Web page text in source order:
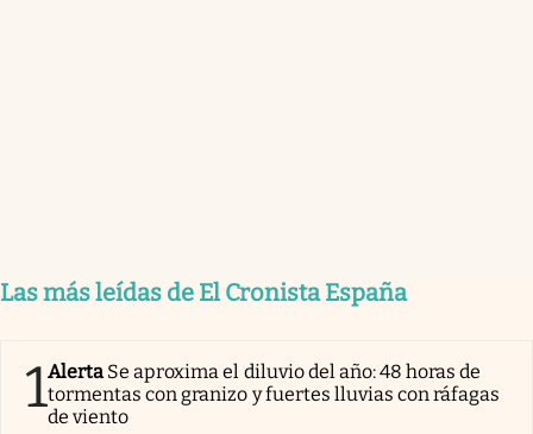
Las más leídas de El Cronista España
1Alerta Se aproxima el diluvio del año: 48 horas de
tormentas con granizo y fuertes lluvias con ráfagas
de viento